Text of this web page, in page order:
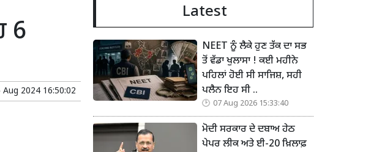
6
Aug 2024 16:50:02
Latest
NEET ਨੂੰ ਲੈਕੇ ਹੁਣ ਤੱਕ ਦਾ ਸਭ
ਤੋਂ ਵੱਡਾ ਖੁਲਾਸਾ ! ਕਈ ਮਹੀਨੇ
ਪਹਿਲਾਂ ਹੋਈ ਸੀ ਸਾਜਿਸ਼, ਸਹੀ
ਪਲੈਨ ਇਹ ਸੀ ..
07 Aug 2026 15:33:40
ਮੋਦੀ ਸਰਕਾਰ ਦੇ ਦਬਾਅ ਹੇਠ
ਪੇਪਰ ਲੀਕ ਅਤੇ ਈ-20 ਖ਼ਿਲਾਫ਼